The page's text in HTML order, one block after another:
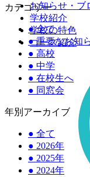
お知らせ・ブ
学校紹介
学校の特色
コース紹介
カテゴリー
●全て
●重要なお知
● 高校
● 中学
● 在校生へ
● 同窓会
年別アーカイブ
● 全て
● 2026年
● 2025年
● 2024年